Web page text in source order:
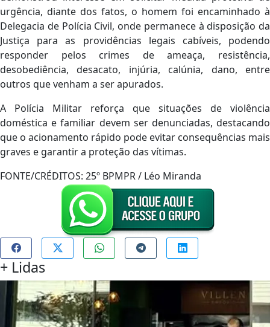
urgência, diante dos fatos, o homem foi encaminhado à
Delegacia de Polícia Civil, onde permanece à disposição da
Justiça para as providências legais cabíveis, podendo
responder pelos crimes de ameaça, resistência,
desobediência, desacato, injúria, calúnia, dano, entre
outros que venham a ser apurados.
A Polícia Militar reforça que situações de violência
doméstica e familiar devem ser denunciadas, destacando
que o acionamento rápido pode evitar consequências mais
graves e garantir a proteção das vítimas.
FONTE/CRÉDITOS: 25º BPMPR / Léo Miranda
+ Lidas